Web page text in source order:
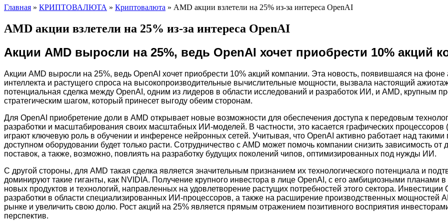
Главная » КРИПТОВАЛЮТА » Криптовалюта » AMD акции взлетели на 25% из-за интереса OpenAI
AMD акции взлетели на 25% из-за интереса OpenAI
Акции AMD выросли на 25%, ведь OpenAI хочет приобрести 10% акций
Акции AMD выросли на 25%, ведь OpenAI хочет приобрести 10% акций компании. Эта новость, появившаяся на фоне
интеллекта и растущего спроса на высокопроизводительные вычислительные мощности, вызвала настоящий
потенциальная сделка между OpenAI, одним из лидеров в области исследований и разработок ИИ, и AMD, крупным
стратегическим шагом, который принесет выгоду обеим сторонам.
Для OpenAI приобретение доли в AMD открывает новые возможности для обеспечения доступа к передовым
разработки и масштабирования своих масштабных ИИ-моделей. В частности, это касается графических
играют ключевую роль в обучении и инференсе нейронных сетей. Учитывая, что OpenAI активно работает над
доступном оборудовании будет только расти. Сотрудничество с AMD может помочь компании снизить зависимость
поставок, а также, возможно, повлиять на разработку будущих поколений чипов, оптимизированных под нужды ИИ.
С другой стороны, для AMD такая сделка является значительным признанием их технологического потенциала и
доминируют такие гиганты, как NVIDIA. Получение крупного инвестора в лице OpenAI, с его амбициозными планами
новых продуктов и технологий, направленных на удовлетворение растущих потребностей этого сектора.
разработки в области специализированных ИИ-процессоров, а также на расширение производственных мощностей
рынке и увеличить свою долю. Рост акций на 25% является прямым отражением позитивного восприятия
перспектив.